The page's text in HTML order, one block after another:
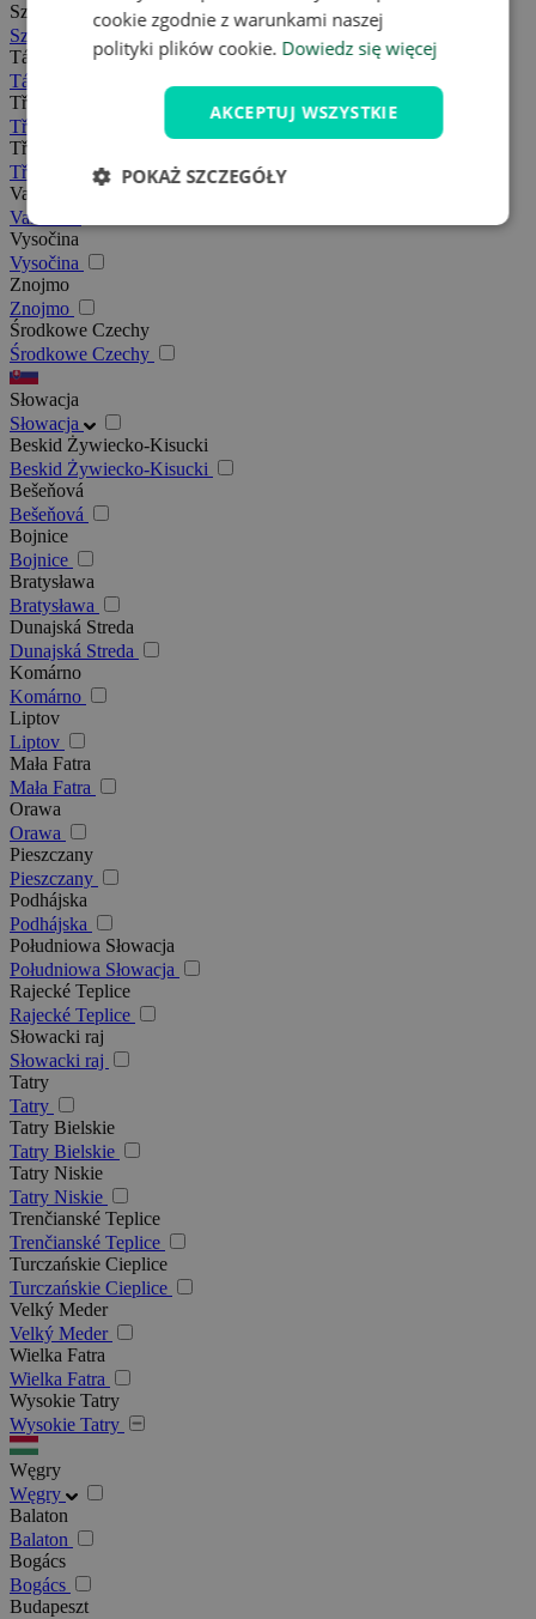
Szumawa
Szumawa
Tábor
Tábor
Třeboňsko
Třeboňsko
Třebíč
Třebíč
Valašsko
Valašsko
Vysočina
Vysočina
Znojmo
Znojmo
Środkowe Czechy
Środkowe Czechy
Słowacja
Słowacja
Beskid Żywiecko-Kisucki
Beskid Żywiecko-Kisucki
Bešeňová
Bešeňová
Bojnice
Bojnice
Bratysława
Bratysława
Dunajská Streda
Dunajská Streda
Komárno
Komárno
Liptov
Liptov
Mała Fatra
Mała Fatra
Orawa
Orawa
Pieszczany
Pieszczany
Podhájska
Podhájska
Południowa Słowacja
Południowa Słowacja
Rajecké Teplice
Rajecké Teplice
Słowacki raj
Słowacki raj
Tatry
Tatry
Tatry Bielskie
Tatry Bielskie
Tatry Niskie
Tatry Niskie
Trenčianské Teplice
Trenčianské Teplice
Turczańskie Cieplice
Turczańskie Cieplice
Velký Meder
Velký Meder
Wielka Fatra
Wielka Fatra
Wysokie Tatry
Wysokie Tatry
Węgry
Węgry
Balaton
Balaton
Bogács
Bogács
Budapeszt
cookie zgodnie z warunkami naszej
polityki plików cookie. Dowiedz się więcej
AKCEPTUJ WSZYSTKIE
POKAŻ SZCZEGÓŁY